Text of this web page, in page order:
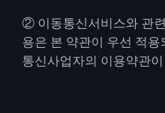
② 이동통신서비스와 관
용은 본 약관이 우선 적
통신사업자의 이용약관